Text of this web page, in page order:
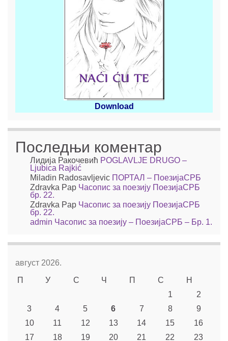
Download
Последњи коментар
Лидија Ракочевић POGLAVLJE DRUGO –
Ljubica Rajkić
Miladin Radosavljevic ПОРТАЛ – ПоезијаСРБ
Zdravka Pap Часопис за поезију ПоезијаСРБ
бр. 22.
Zdravka Pap Часопис за поезију ПоезијаСРБ
бр. 22.
admin Часопис за поезију – ПоезијаСРБ – Бр. 1.
август 2026.
П
У С Ч П С
Н
1
2
3
4 5 6 7 8
9
10
11 12 13 14 15
16
17
18 19 20 21 22 23